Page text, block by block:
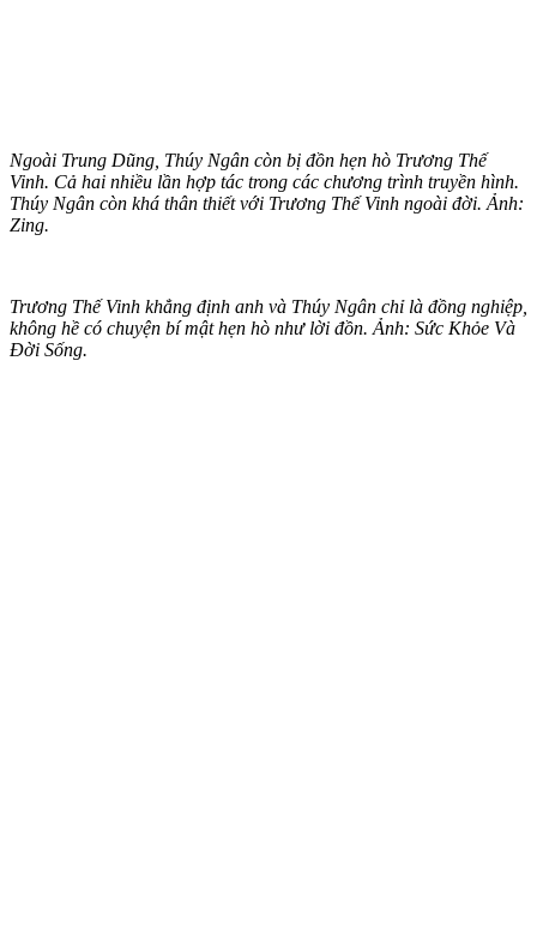
Ngoài Trung Dũng, Thúy Ngân còn bị đồn hẹn hò Trương Thế
Vinh. Cả hai nhiều lần hợp tác trong các chương trình truyền hình.
Thúy Ngân còn khá thân thiết với Trương Thế Vinh ngoài đời. Ảnh:
Zing.
Trương Thế Vinh khẳng định anh và Thúy Ngân chỉ là đồng nghiệp,
không hề có chuyện bí mật hẹn hò như lời đồn. Ảnh: Sức Khỏe Và
Đời Sống.